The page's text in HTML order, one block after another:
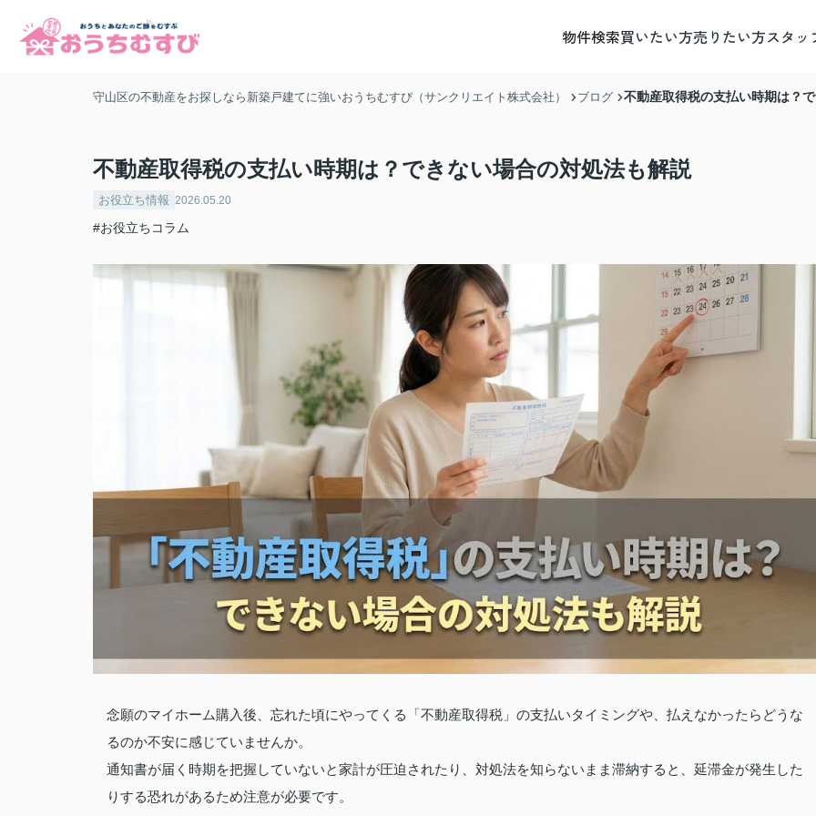
物件検索買いたい方売りたい方スタッ
守山区の不動産をお探しなら新築戸建てに強いおうちむすび（サンクリエイト株式会社） ブログ 不動産取得税の支払い時期は？
不動産取得税の支払い時期は？できない場合の対処法も解説
お役立ち情報 2026.05.20
#お役立ちコラム
念願のマイホーム購入後、忘れた頃にやってくる「不動産取得税」の支払いタイミングや、払えなかったらどうな
るのか不安に感じていませんか。
通知書が届く時期を把握していないと家計が圧迫されたり、対処法を知らないまま滞納すると、延滞金が発生した
りする恐れがあるため注意が必要です。